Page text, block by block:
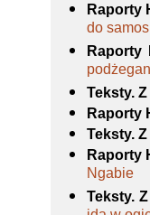
Raporty
do
Raporty
Teksty.
Raporty
Teksty.
Raporty
Ngabie
Teksty.